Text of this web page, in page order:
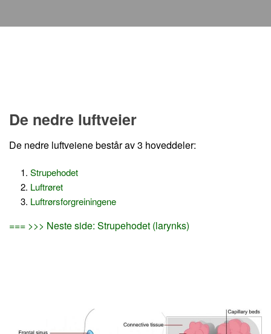
De nedre luftveier
De nedre luftveiene består av 3 hoveddeler:
Strupehodet
Luftrøret
Luftrørsforgreiningene
=== >>> Neste side: Strupehodet (larynks)